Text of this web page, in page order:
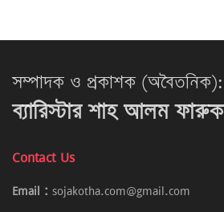
সম্পাদক ও প্রকাশক (অবৈতনিক):
ব্যারিস্টার শাহ আলম ফারুক
Contact Us
Email : sojakotha.com@gmail.com